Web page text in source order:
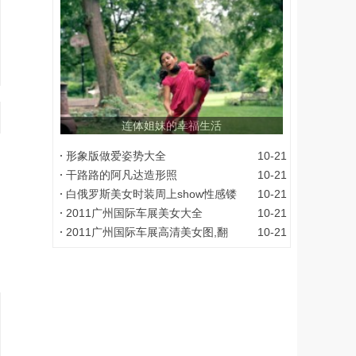
连体姐妹的幸福生活
形象版做爱姿势大全
10-21
干路路的阿凡达造形照
10-21
白俄罗斯美女时装周上show性感镂
10-21
2011广州国际车展美女大全
10-21
2011广州国际车展高清美女图,翻
10-21